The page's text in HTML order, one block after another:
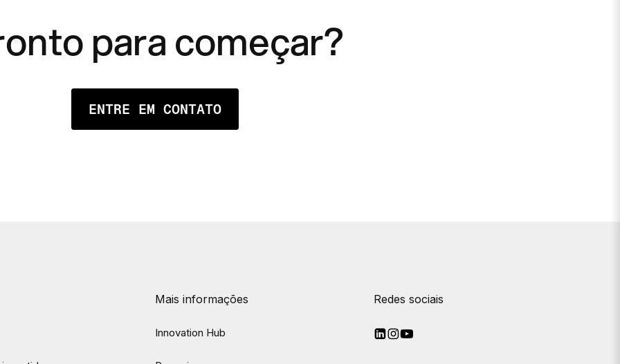
para começar?
ENTRE EM CONTATO
Mais informações
Innovation Hub
Redes sociais